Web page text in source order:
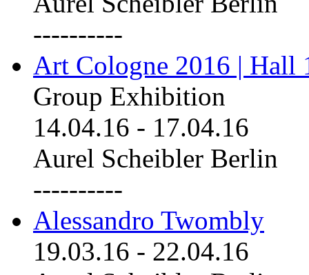
----------
Art Cologne 2016 | Hall
Group Exhibition
14.04.16 - 17.04.16
Aurel Scheibler Berlin
----------
Alessandro Twombly
19.03.16 - 22.04.16